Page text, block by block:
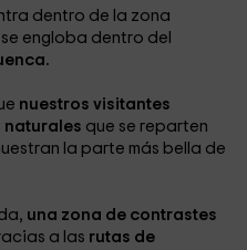
dentro de la zona
engloba dentro del
nuestros visitantes
naturales que se reparten
la parte más bella de
una zona de contrastes
a las rutas de